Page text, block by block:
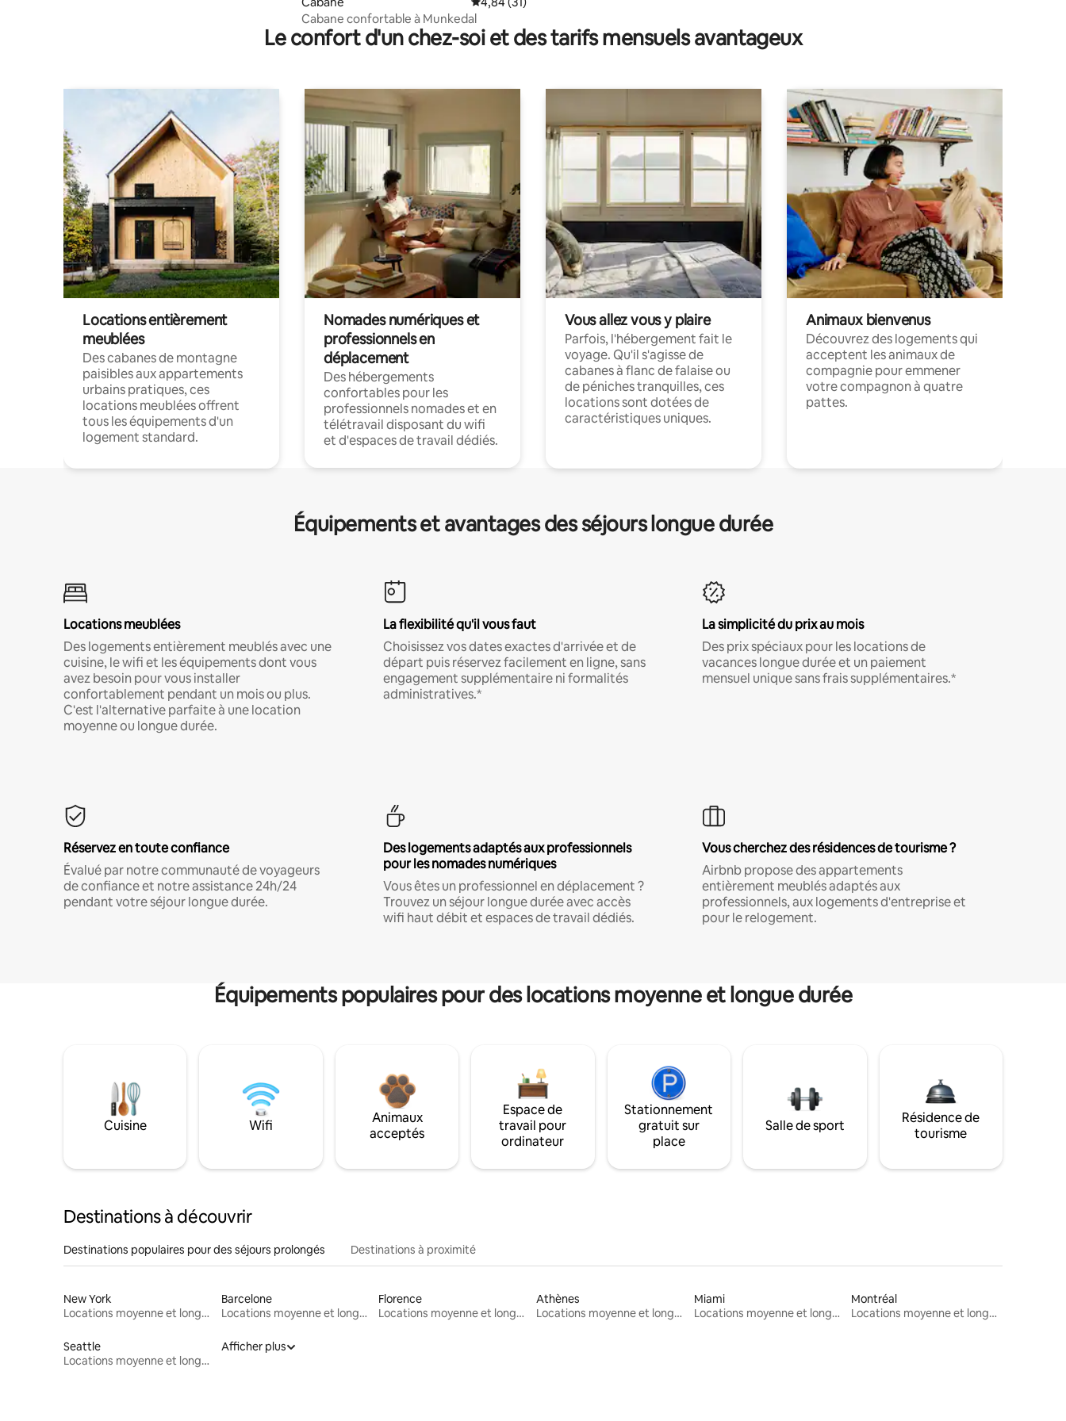
Cabane confortable à Munkedal
Le confort d'un chez-soi et des tarifs mensuels avantageux
Locations entièrement
meublées
Des cabanes de montagne
paisibles aux appartements
urbains pratiques, ces
locations meublées offrent
tous les équipements d'un
logement standard.
Nomades numériques et
professionnels en
déplacement
Des hébergements
confortables pour les
professionnels nomades et en
télétravail disposant du wifi
et d'espaces de travail dédiés.
Vous allez vous y plaire
Parfois, l'hébergement fait le
voyage. Qu'il s'agisse de
cabanes à flanc de falaise ou
de péniches tranquilles, ces
locations sont dotées de
caractéristiques uniques.
Animaux bienvenus
Découvrez des logements qui
acceptent les animaux de
compagnie pour emmener
votre compagnon à quatre
pattes.
Équipements et avantages des séjours longue durée
Locations meublées
Des logements entièrement meublés avec une
cuisine, le wifi et les équipements dont vous
avez besoin pour vous installer
confortablement pendant un mois ou plus.
C'est l'alternative parfaite à une location
moyenne ou longue durée.
La flexibilité qu'il vous faut
Choisissez vos dates exactes d'arrivée et de
départ puis réservez facilement en ligne, sans
engagement supplémentaire ni formalités
administratives.*
La simplicité du prix au mois
Des prix spéciaux pour les locations de
vacances longue durée et un paiement
mensuel unique sans frais supplémentaires.*
Réservez en toute confiance
Évalué par notre communauté de voyageurs
de confiance et notre assistance 24h/24
pendant votre séjour longue durée.
Des logements adaptés aux professionnels
pour les nomades numériques
Vous êtes un professionnel en déplacement ?
Trouvez un séjour longue durée avec accès
wifi haut débit et espaces de travail dédiés.
Vous cherchez des résidences de tourisme ?
Airbnb propose des appartements
entièrement meublés adaptés aux
professionnels, aux logements d'entreprise et
pour le relogement.
Équipements populaires pour des locations moyenne et longue durée
Cuisine Wifi
Animaux
acceptés
Espace de
travail pour
ordinateur
Stationnement
gratuit sur
place
Salle de sport
Résidence de
tourisme
Destinations à découvrir
Destinations populaires pour des séjours prolongés Destinations à proximité
New York
Locations moyenne et longue durée
Barcelone
Locations moyenne et longue durée
Florence
Locations moyenne et longue durée
Athènes
Locations moyenne et longue durée
Miami
Locations moyenne et longue durée
Montréal
Locations moyenne et longue durée
Seattle
Locations moyenne et longue durée
Afficher plus